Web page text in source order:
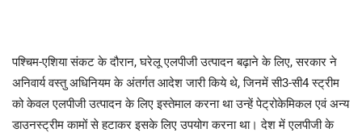
पश्चिम-एशिया संकट के दौरान, घरेलू एलपीजी उत्पादन बढ़ाने के लिए, सरकार ने
अनिवार्य वस्तु अधिनियम के अंतर्गत आदेश जारी किये थे, जिनमें सी3-सी4 स्ट्रीम
को केवल एलपीजी उत्पादन के लिए इस्तेमाल करना था उन्हें पेट्रोकेमिकल एवं अन्य
डाउनस्ट्रीम कामों से हटाकर इसके लिए उपयोग करना था। देश में एलपीजी के